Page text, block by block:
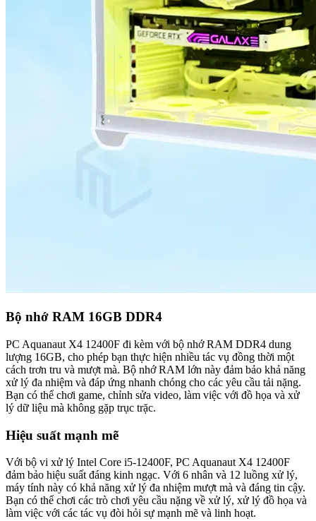
Bộ nhớ RAM 16GB DDR4
PC Aquanaut X4 12400F đi kèm với bộ nhớ RAM DDR4 dung
lượng 16GB, cho phép bạn thực hiện nhiều tác vụ đồng thời một
cách trơn tru và mượt mà. Bộ nhớ RAM lớn này đảm bảo khả năng
xử lý đa nhiệm và đáp ứng nhanh chóng cho các yêu cầu tải nặng.
Bạn có thể chơi game, chỉnh sửa video, làm việc với đồ họa và xử
lý dữ liệu mà không gặp trục trặc.
Hiệu suất mạnh mẽ
Với bộ vi xử lý Intel Core i5-12400F, PC Aquanaut X4 12400F
đảm bảo hiệu suất đáng kinh ngạc. Với 6 nhân và 12 luồng xử lý,
máy tính này có khả năng xử lý đa nhiệm mượt mà và đáng tin cậy.
Bạn có thể chơi các trò chơi yêu cầu nặng về xử lý, xử lý đồ họa và
làm việc với các tác vụ đòi hỏi sự mạnh mẽ và linh hoạt.